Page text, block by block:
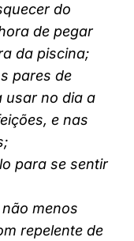
do
de pegar
da piscina;
pares de
usar no dia a
e nas
para se sentir
menos
repelente de